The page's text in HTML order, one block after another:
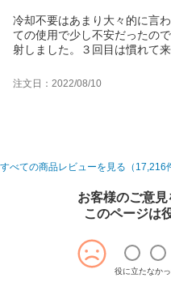
冷却不要はあまり大々的に言
ての使用で少し不安だったの
射しました。３回目は慣れて
しましたが、脛と腕が蕁麻疹
す。１週間経ち痒みは引きま
せずに居ます…。私は特に肌
状が出たので本当にショック
目にして確実に出ております。
注文日：2022/08/10
すべての商品レビューを見る（17,216
お客様のご意
このページは
役に立たなか